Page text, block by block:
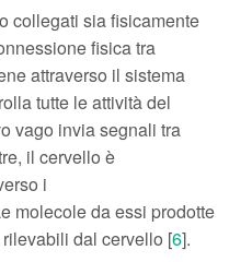
collegati sia fisicamente
fisica tra
attraverso il sistema
tutte le attività del
vago invia segnali tra
il cervello è
i
molecole da essi prodotte
dal cervello [6].